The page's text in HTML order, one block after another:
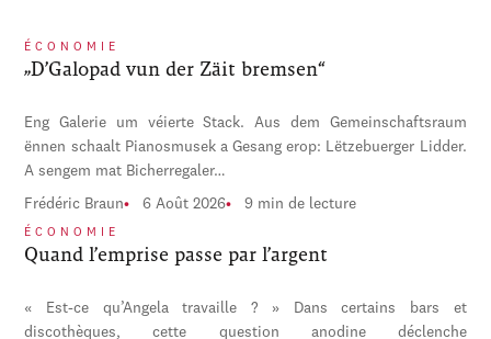
ÉCONOMIE
„D’Galopad vun der Zäit bremsen“
Eng Galerie um véierte Stack. Aus dem Gemeinschaftsraum
ënnen schaalt Pianosmusek a Gesang erop: Lëtzebuerger Lidder.
A sengem mat Bicherregaler…
Frédéric Braun 6 Août 2026 9 min de lecture
ÉCONOMIE
Quand l’emprise passe par l’argent
« Est-ce qu’Angela travaille ? » Dans certains bars et
discothèques, cette question anodine déclenche